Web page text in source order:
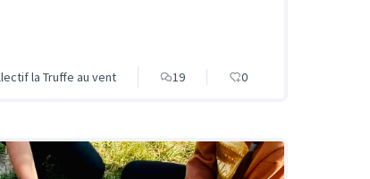
la Truffe au vent 19 0